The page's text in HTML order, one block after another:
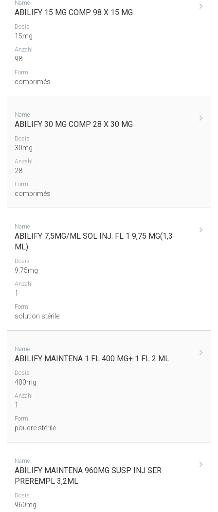
Name
ABILIFY 15 MG COMP 98 X 15 MG
Dosis
15mg
Anzahl
98
Form
comprimés
Name
ABILIFY 30 MG COMP 28 X 30 MG
Dosis
30mg
Anzahl
28
Form
comprimés
Name
ABILIFY 7,5MG/ML SOL INJ. FL 1 9,75 MG(1,3
ML)
Dosis
9.75mg
Anzahl
1
Form
solution stérile
Name
ABILIFY MAINTENA 1 FL 400 MG+ 1 FL 2 ML
Dosis
400mg
Anzahl
1
Form
poudre stérile
Name
ABILIFY MAINTENA 960MG SUSP INJ SER
PREREMPL 3,2ML
Dosis
960mg